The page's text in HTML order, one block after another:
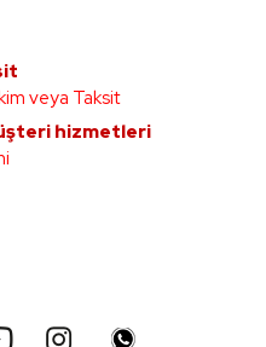
veya Taksit
hizmetleri